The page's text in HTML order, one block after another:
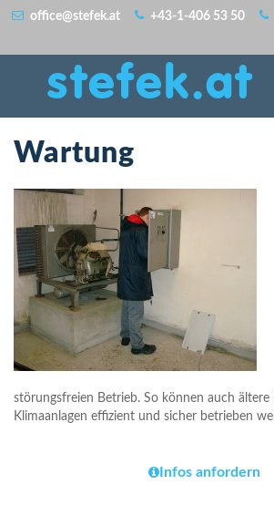
office@stefek.at +43-1-406 53 50
stefek.at
Wartung
störungsfreien Betrieb. So können auch ältere
Klimaanlagen effizient und sicher betrieben
Infos anfordern